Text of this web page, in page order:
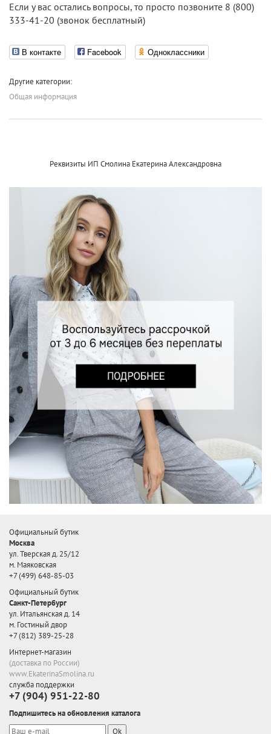
Если у вас остались вопросы, то просто позвоните 8 (800)
333-41-20 (звонок бесплатный)
В контакте Facebook Одноклассники
Другие категории:
Общая информация
Реквизиты ИП Смолина Екатерина Александровна
Официальный бутик
Москва
ул. Тверская д. 25/12
м. Маяковская
+7 (499) 648-85-03
Официальный бутик
Санкт-Петербург
ул. Итальянская д. 14
м. Гостиный двор
+7 (812) 389-25-28
Интернет-магазин
(доставка по России)
www.EkaterinaSmolina.ru
служба поддержки
+7 (904) 951-22-80
Подпишитесь на обновления каталога
Ok